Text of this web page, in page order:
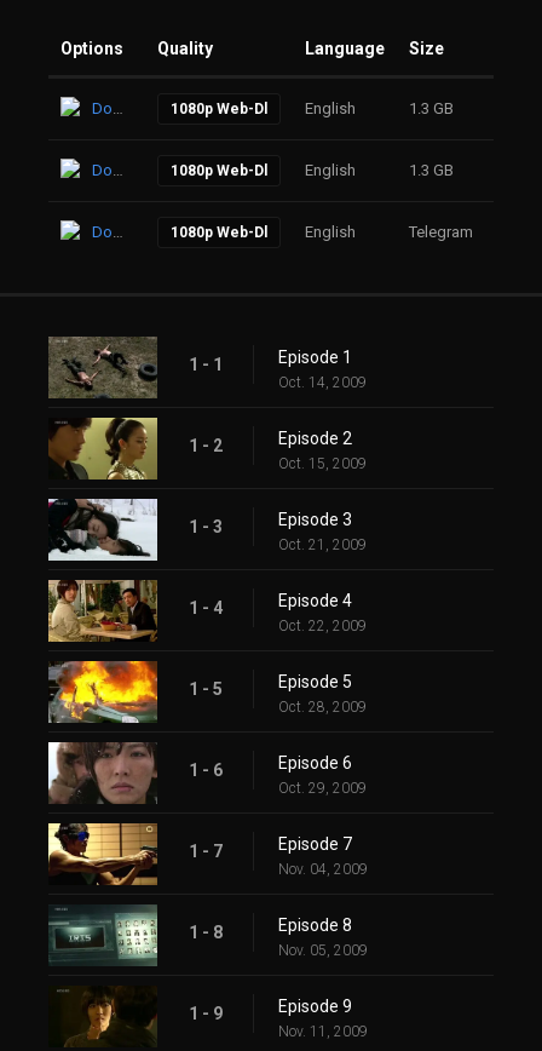
Options Quality Language Size
Download 1080p Web-Dl English 1.3 GB
Download 1080p Web-Dl English 1.3 GB
Download 1080p Web-Dl English Telegram
1 - 1 Episode 1
Oct. 14, 2009
1 - 2 Episode 2
Oct. 15, 2009
1 - 3 Episode 3
Oct. 21, 2009
1 - 4 Episode 4
Oct. 22, 2009
1 - 5 Episode 5
Oct. 28, 2009
1 - 6 Episode 6
Oct. 29, 2009
1 - 7 Episode 7
Nov. 04, 2009
1 - 8 Episode 8
Nov. 05, 2009
1 - 9 Episode 9
Nov. 11, 2009